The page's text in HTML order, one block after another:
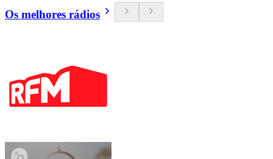
Os melhores rádios